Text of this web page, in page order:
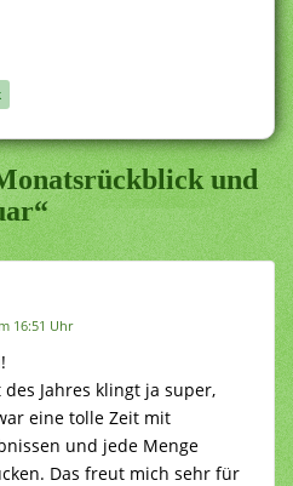
und
16:51 Uhr
Jahres klingt ja super,
eine tolle Zeit mit
und jede Menge
Das freut mich sehr für